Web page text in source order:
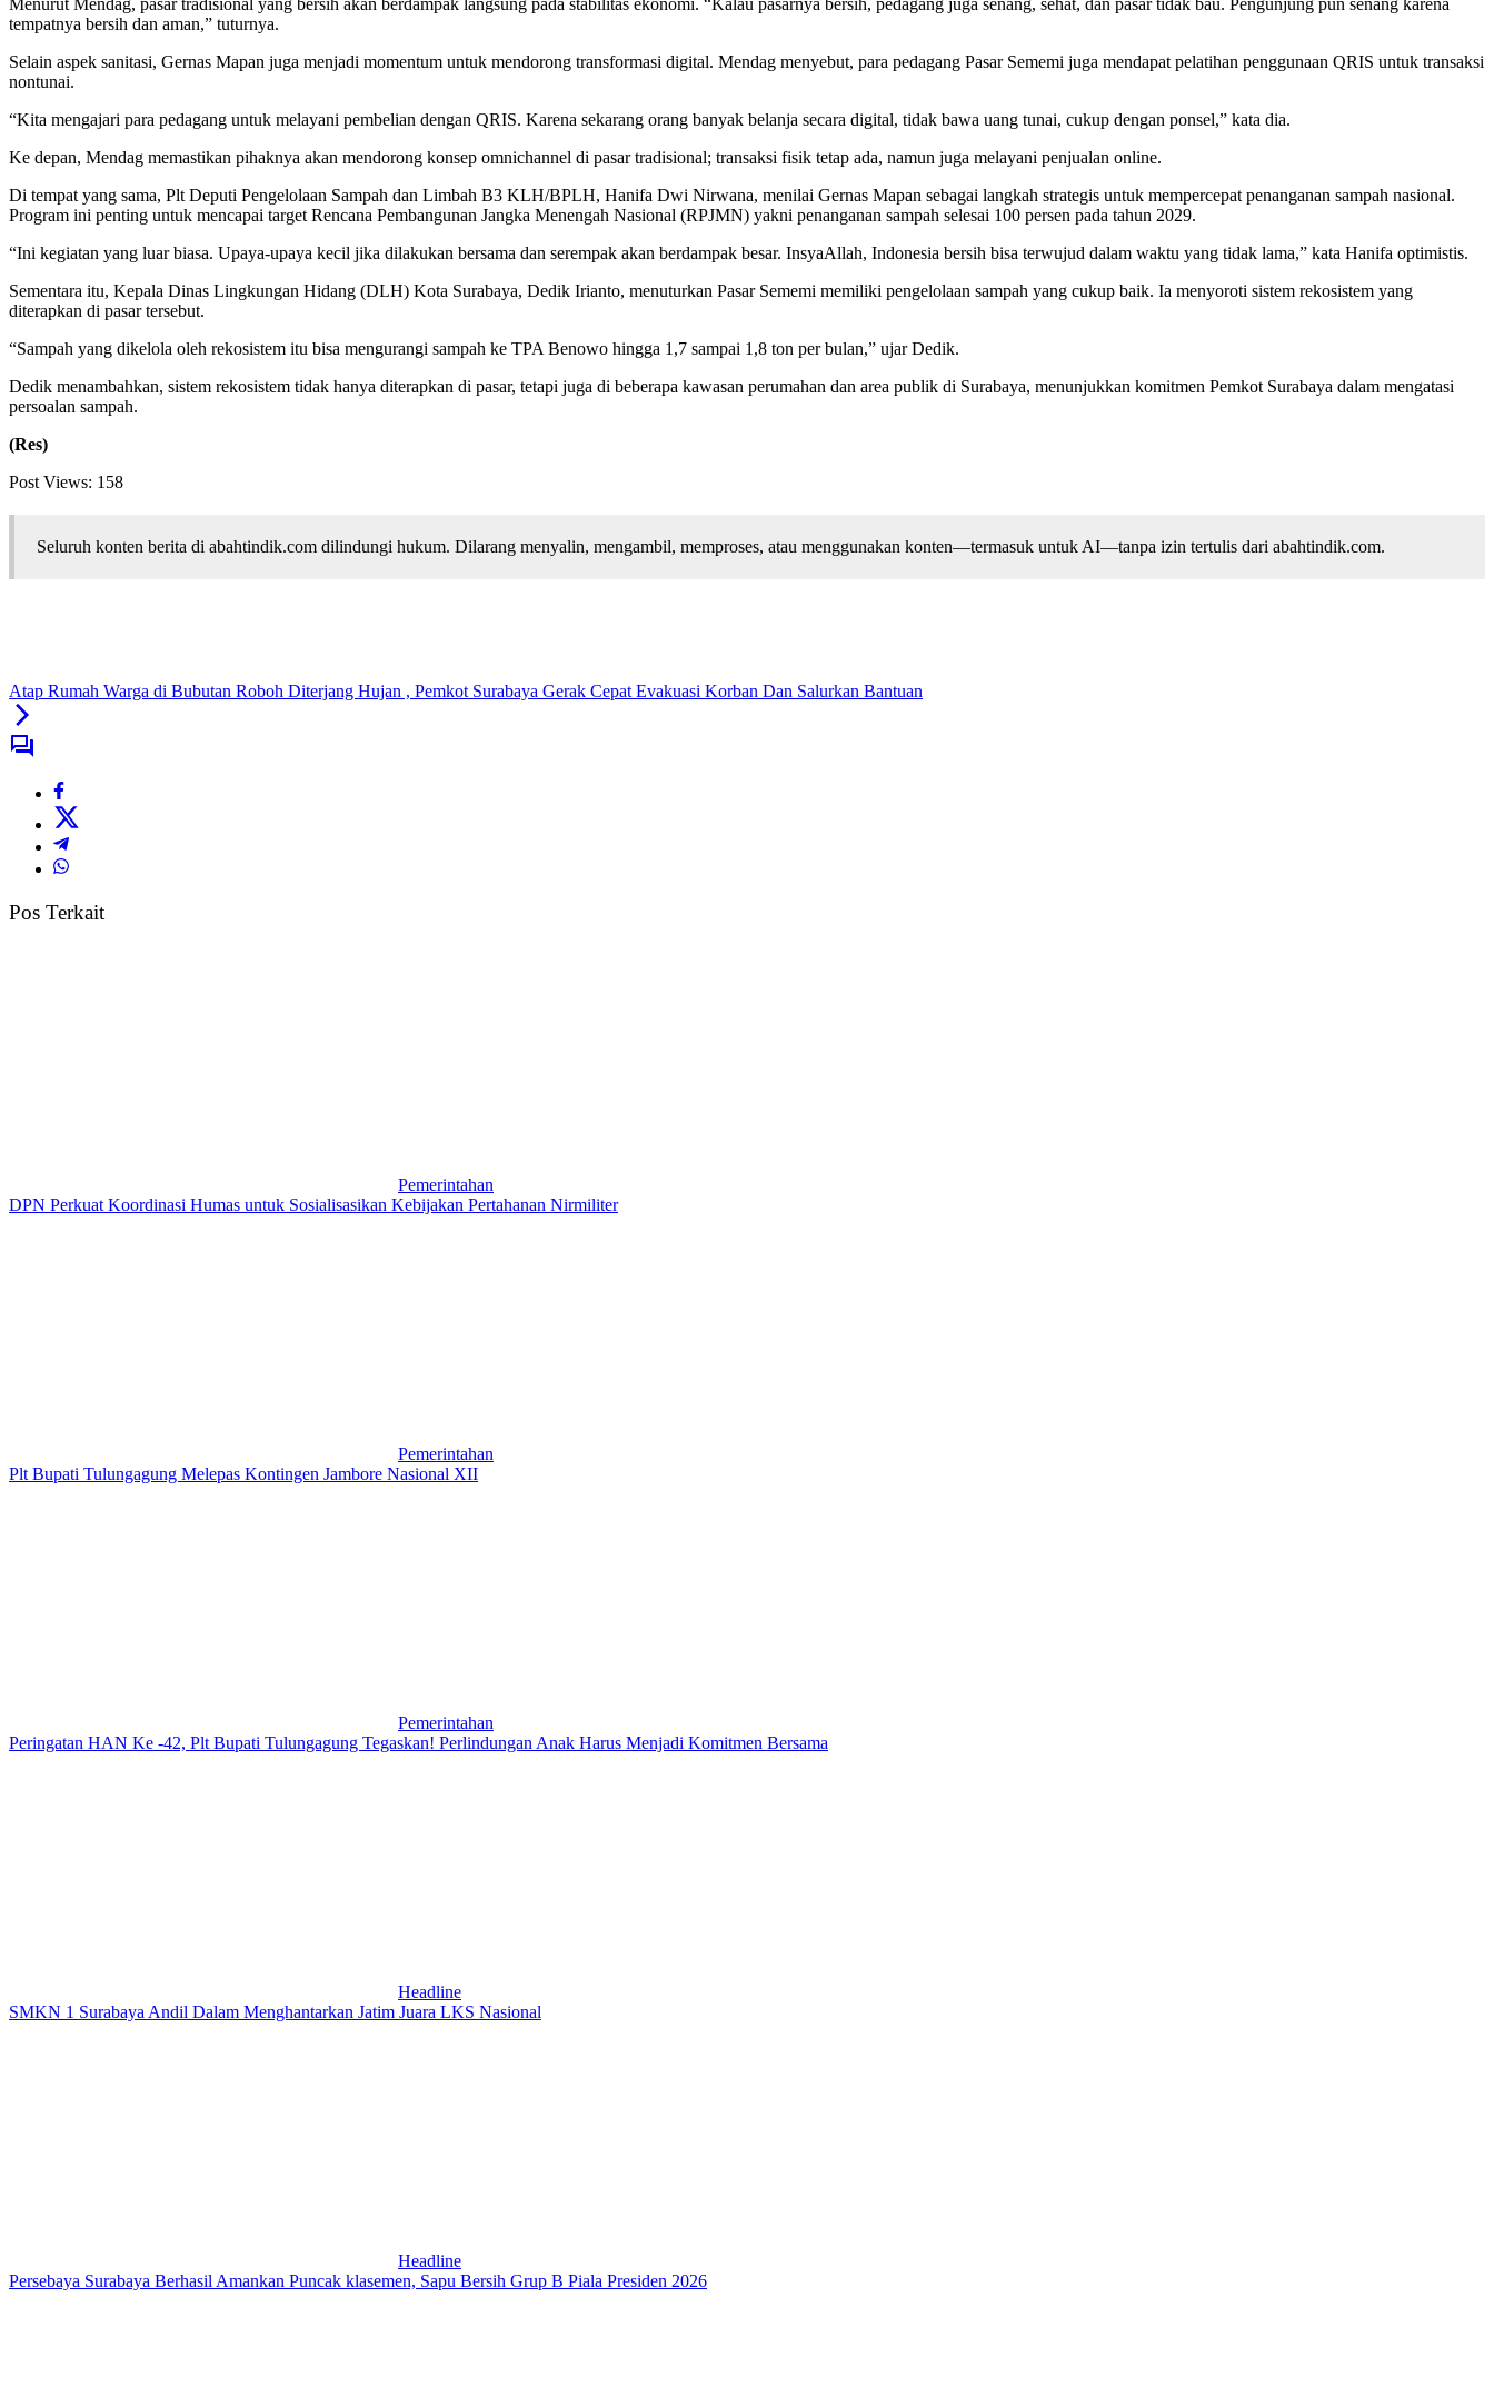
Menurut Mendag, pasar tradisional yang bersih akan berdampak langsung pada stabilitas ekonomi. “Kalau pasarnya bersih, pedagang juga senang, sehat, dan pasar tidak bau. Pengunjung pun senang karena
tempatnya bersih dan aman,” tuturnya.
Selain aspek sanitasi, Gernas Mapan juga menjadi momentum untuk mendorong transformasi digital. Mendag menyebut, para pedagang Pasar Sememi juga mendapat pelatihan penggunaan QRIS untuk transaksi
nontunai.
“Kita mengajari para pedagang untuk melayani pembelian dengan QRIS. Karena sekarang orang banyak belanja secara digital, tidak bawa uang tunai, cukup dengan ponsel,” kata dia.
Ke depan, Mendag memastikan pihaknya akan mendorong konsep omnichannel di pasar tradisional; transaksi fisik tetap ada, namun juga melayani penjualan online.
Di tempat yang sama, Plt Deputi Pengelolaan Sampah dan Limbah B3 KLH/BPLH, Hanifa Dwi Nirwana, menilai Gernas Mapan sebagai langkah strategis untuk mempercepat penanganan sampah nasional.
Program ini penting untuk mencapai target Rencana Pembangunan Jangka Menengah Nasional (RPJMN) yakni penanganan sampah selesai 100 persen pada tahun 2029.
“Ini kegiatan yang luar biasa. Upaya-upaya kecil jika dilakukan bersama dan serempak akan berdampak besar. InsyaAllah, Indonesia bersih bisa terwujud dalam waktu yang tidak lama,” kata Hanifa optimistis.
Sementara itu, Kepala Dinas Lingkungan Hidang (DLH) Kota Surabaya, Dedik Irianto, menuturkan Pasar Sememi memiliki pengelolaan sampah yang cukup baik. Ia menyoroti sistem rekosistem yang
diterapkan di pasar tersebut.
“Sampah yang dikelola oleh rekosistem itu bisa mengurangi sampah ke TPA Benowo hingga 1,7 sampai 1,8 ton per bulan,” ujar Dedik.
Dedik menambahkan, sistem rekosistem tidak hanya diterapkan di pasar, tetapi juga di beberapa kawasan perumahan dan area publik di Surabaya, menunjukkan komitmen Pemkot Surabaya dalam mengatasi
persoalan sampah.
(Res)
Post Views: 158
Seluruh konten berita di abahtindik.com dilindungi hukum. Dilarang menyalin, mengambil, memproses, atau menggunakan konten—termasuk untuk AI—tanpa izin tertulis dari abahtindik.com.
Atap Rumah Warga di Bubutan Roboh Diterjang Hujan , Pemkot Surabaya Gerak Cepat Evakuasi Korban Dan Salurkan Bantuan
Pos Terkait
Pemerintahan
DPN Perkuat Koordinasi Humas untuk Sosialisasikan Kebijakan Pertahanan Nirmiliter
Pemerintahan
Plt Bupati Tulungagung Melepas Kontingen Jambore Nasional XII
Pemerintahan
Peringatan HAN Ke -42, Plt Bupati Tulungagung Tegaskan! Perlindungan Anak Harus Menjadi Komitmen Bersama
Headline
SMKN 1 Surabaya Andil Dalam Menghantarkan Jatim Juara LKS Nasional
Headline
Persebaya Surabaya Berhasil Amankan Puncak klasemen, Sapu Bersih Grup B Piala Presiden 2026